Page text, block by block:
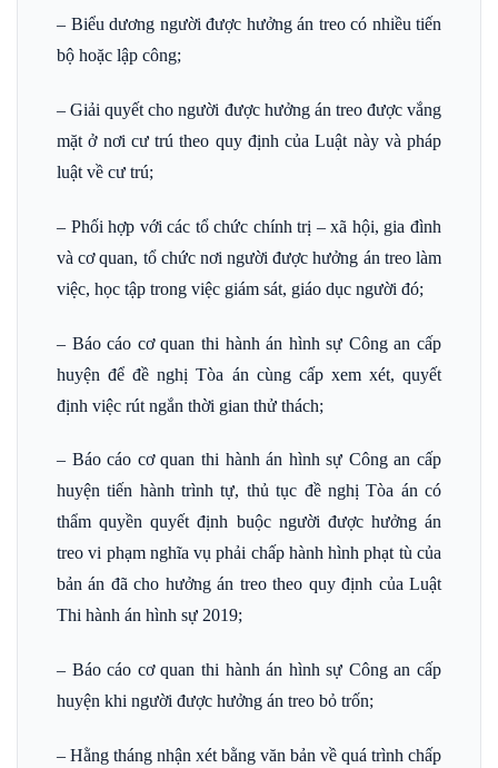
– Biểu dương người được hưởng án treo có nhiều tiến
bộ hoặc lập công;
– Giải quyết cho người được hưởng án treo được vắng
mặt ở nơi cư trú theo quy định của Luật này và pháp
luật về cư trú;
– Phối hợp với các tổ chức chính trị – xã hội, gia đình
và cơ quan, tổ chức nơi người được hưởng án treo làm
việc, học tập trong việc giám sát, giáo dục người đó;
– Báo cáo cơ quan thi hành án hình sự Công an cấp
huyện để đề nghị Tòa án cùng cấp xem xét, quyết
định việc rút ngắn thời gian thử thách;
– Báo cáo cơ quan thi hành án hình sự Công an cấp
huyện tiến hành trình tự, thủ tục đề nghị Tòa án có
thẩm quyền quyết định buộc người được hưởng án
treo vi phạm nghĩa vụ phải chấp hành hình phạt tù của
bản án đã cho hưởng án treo theo quy định của Luật
Thi hành án hình sự 2019;
– Báo cáo cơ quan thi hành án hình sự Công an cấp
huyện khi người được hưởng án treo bỏ trốn;
– Hằng tháng nhận xét bằng văn bản về quá trình chấp